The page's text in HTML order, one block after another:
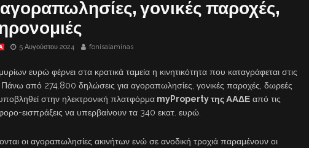
γονικές παροχές,
5 Αυγούστου 2024 fonisalaminas
ευρώ φέρνει στα κρατικά ταμεία η κινητικότητα που καταγράφεται στις
Πάνω από 274.800 δηλώσεις για αγοραπωλησίες, γονικές παροχές, δωρεές
στην ηλεκτρονική πλατφόρμα myProperty της ΑΑΔΕ από τις
εισπράξεις να υπερβαίνουν τα 340 εκατ. ευρώ.
οι αγοραπωλησίες ακινήτων ενώ σε ανοδική τροχιά παραμένουν οι